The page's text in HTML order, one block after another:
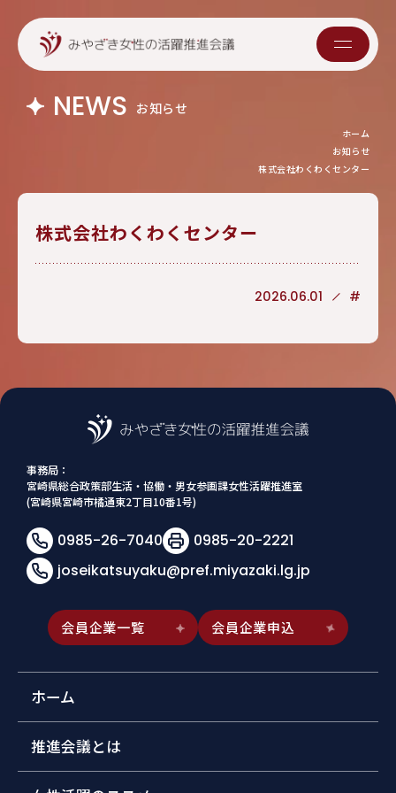
NEWS お知らせ
ホーム
お知らせ
株式会社わくわくセンター
株式会社わくわくセンター
2026.06.01 #
事務局：
宮崎県総合政策部生活・協働・男女参画課女性活躍推進室
(宮崎県宮崎市橘通東2丁目10番1号)
0985-26-7040
0985-20-2221
joseikatsuyaku@pref.miyazaki.lg.jp
会員企業一覧 会員企業申込
ホーム
推進会議とは